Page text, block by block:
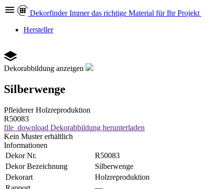
Dekorfinder Immer das richtige Material für Ihr Projekt
Hersteller
Dekorabbildung anzeigen
Silberwenge
Pfleiderer Holzreproduktion
R50083
file_download Dekorabbildung herunterladen
Kein Muster erhältlich
Informationen
Dekor Nr.
R50083
Dekor Bezeichnung
Silberwenge
Dekorart
Holzreproduktion